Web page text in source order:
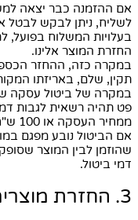
אם ההזמנה כבר יצאה
לשליח, ניתן לבקש לבטל
בעלויות המשלוח בפועל,
החזרת המוצר אלינו.
במקרה כזה, ההחזר
תקין, שלם, באריזתו
במקרה של ביטול עסקה
ממחיר העסקה או 100 ש"ח, לפי הנמוך מביניהם.
אם הביטול נובע מפגם
שהוזמן לבין המוצר
דמי ביטול.
3. החזרת מוצרים